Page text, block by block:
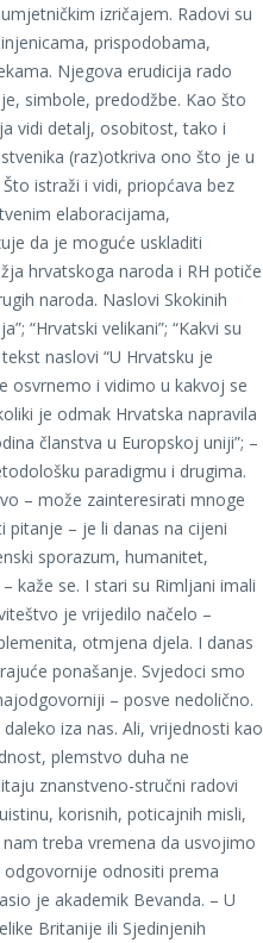
izričajem. Radovi su
prispodobama,
Njegova erudicija rado
simbole, predodžbe. Kao što
vidi detalj, osobitost, tako i
(raz)otkriva ono što je u
istraži i vidi, priopćava bez
elaboracijama,
da je moguće uskladiti
hrvatskoga naroda i RH potiče
naroda. Naslovi Skokinih
“Hrvatski velikani”; “Kakvi su
naslovi “U Hrvatsku je
osvrnemo i vidimo u kakvoj se
je odmak Hrvatska napravila
članstva u Europskoj uniji”; –
paradigmu i drugima.
– može zainteresirati mnoge
– je li danas na cijeni
sporazum, humanitet,
kaže se. I stari su Rimljani imali
je vrijedilo načelo –
otmjena djela. I danas
ponašanje. Svjedoci smo
– posve nedolično.
iza nas. Ali, vrijednosti kao
plemstvo duha ne
znanstveno-stručni radovi
korisnih, poticajnih misli,
treba vremena da usvojimo
odnositi prema
je akademik Bevanda. – U
Britanije ili Sjedinjenih